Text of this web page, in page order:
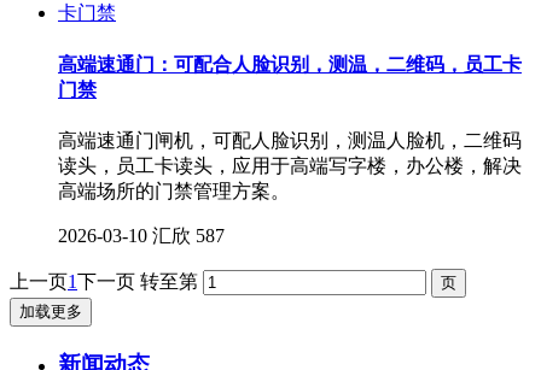
高端速通门：可配合人脸识别，测温，二维码，员工卡
门禁
高端速通门闸机，可配人脸识别，测温人脸机，二维码
读头，员工卡读头，应用于高端写字楼，办公楼，解决
高端场所的门禁管理方案。
2026-03-10 汇欣 587
上一页1下一页 转至第
加载更多
新闻动态